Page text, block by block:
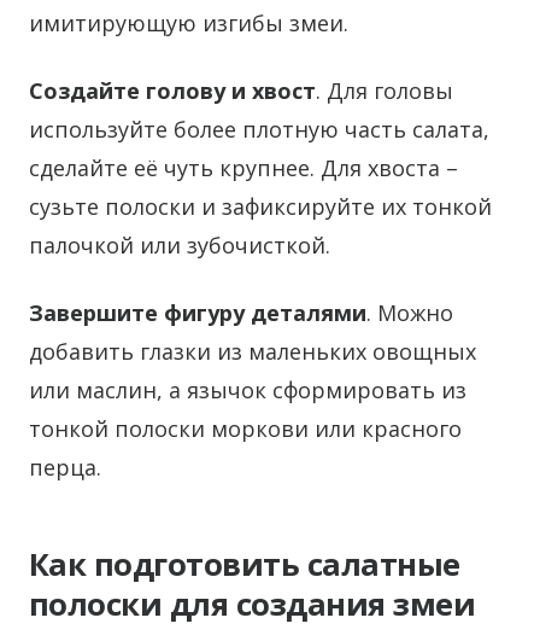
имитирующую изгибы змеи.
Создайте голову и хвост. Для головы
используйте более плотную часть салата,
сделайте её чуть крупнее. Для хвоста –
сузьте полоски и зафиксируйте их тонкой
палочкой или зубочисткой.
Завершите фигуру деталями. Можно
добавить глазки из маленьких овощных
или маслин, а язычок сформировать из
тонкой полоски моркови или красного
перца.
Как подготовить салатные
полоски для создания змеи